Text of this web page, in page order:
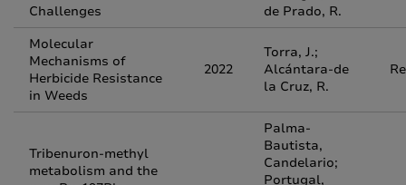
Challenges
de Prado, R.
Molecular
Mechanisms of
Herbicide Resistance
in Weeds
2022
Torra, J.;
Alcántara-de
la Cruz, R.
Tribenuron-methyl
metabolism and the
Palma-
Bautista,
Candelario;
Portugal,